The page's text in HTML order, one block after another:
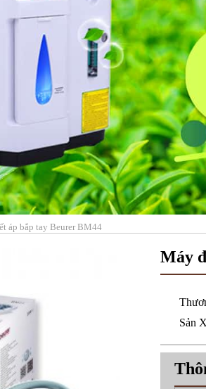
áp bắp tay Beurer BM44
Máy
Sản